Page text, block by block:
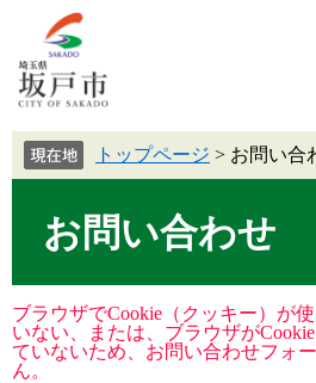
トップページ > お問い合
お問い合わせ
ブラウザでCookie（クッキー）が
いない、または、ブラウザが
ていないため、お問い合わせフォ
ん。